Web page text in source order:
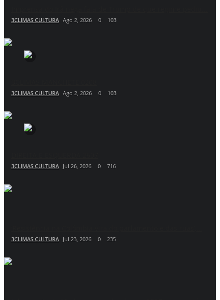
3CLIMAS CULTURA Ago 2, 2026 0 103
3CLIMAS CULTURA Ago 2, 2026 0 103
3CLIMAS CULTURA Jul 26, 2026 0 716
3CLIMAS CULTURA Jul 23, 2026 0 235